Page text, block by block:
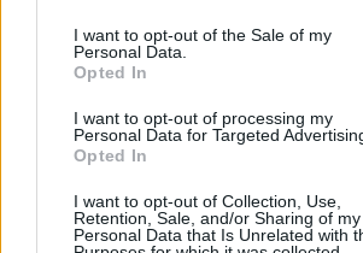
Please note that this website/app uses
services and may gather and store
not limited to your visit or usage
use your data for below specified
consent section.
I want to opt-out of the Sale of my
Personal Data.
Opted In
I want to opt-out of processing my
Personal Data for Targeted
Opted In
I want to opt-out of Collection, Use,
Retention, Sale, and/or Sharing of my
Personal Data that Is Unrelated with
No es tu imaginación
¿Ves caras en enchufes, coches o
explicación